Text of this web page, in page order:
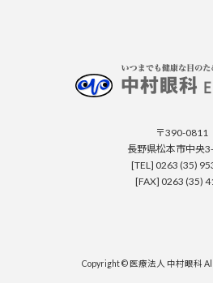
〒390-0811
長野県松本市中央
[TEL] 0263 (35)
[FAX] 0263 (35)
Copyright © 医療法人 中村眼科